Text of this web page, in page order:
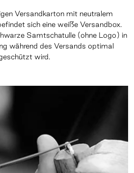
Versandkarton mit neutralem
sich eine weiße Versandbox.
Samtschatulle (ohne Logo) in
während des Versands optimal
wird.